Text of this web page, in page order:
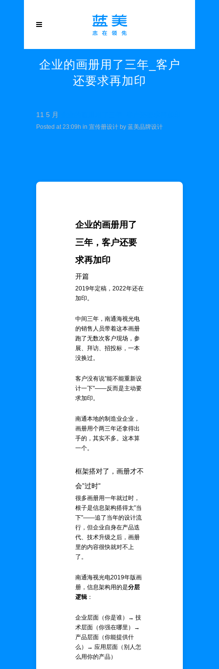
企业的画册用了三年_客户
还要求再加印
11 5 月
Posted at 23:09h in 宣传册设计 by 蓝美品牌设计
企业的画册用了
三年，客户还要
求再加印
开篇
2019年定稿，2022年还在
加印。
中间三年，南通海视光电
的销售人员带着这本画册
跑了无数次客户现场，参
展、拜访、招投标，一本
没换过。
客户没有说”能不能重新设
计一下”——反而是主动要
求加印。
南通本地的制造业企业，
画册用个两三年还拿得出
手的，其实不多。这本算
一个。
框架搭对了，画册才不
会”过时”
很多画册用一年就过时，
根子是信息架构搭得太”当
下”——追了当年的设计流
行，但企业自身在产品迭
代、技术升级之后，画册
里的内容很快就对不上
了。
南通海视光电2019年版画
册，信息架构用的是分层
逻辑 ：
企业层面（你是谁）→ 技
术层面（你强在哪里）→
产品层面（你能提供什
么）→ 应用层面（别人怎
么用你的产品）